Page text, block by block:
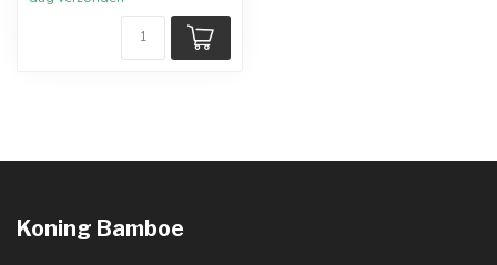
Koning Bamboe